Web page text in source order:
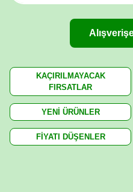
KAÇIRILMAYACAK
FIRSATLAR
YENİ ÜRÜNLER
FİYATI DÜŞENLER